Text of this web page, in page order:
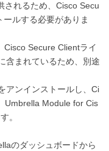
されるため、Cisco Secu
ルする必要がありま
Cisco Secure Clientライ
含まれているため、別途
アンインストールし、Ci
Umbrella Module for Cis
とができます。
のダッシュボードから